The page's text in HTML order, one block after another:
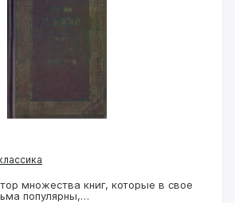
множества книг, которые в свое
популярны,…